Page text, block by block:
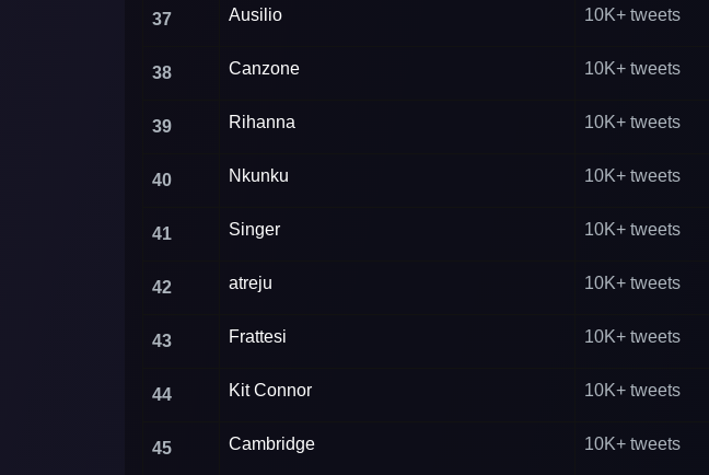
37 Ausilio 10K+ tweets
38 Canzone 10K+ tweets
39 Rihanna 10K+ tweets
40 Nkunku 10K+ tweets
41 Singer 10K+ tweets
42 atreju 10K+ tweets
43 Frattesi 10K+ tweets
44 Kit Connor 10K+ tweets
45 Cambridge 10K+ tweets